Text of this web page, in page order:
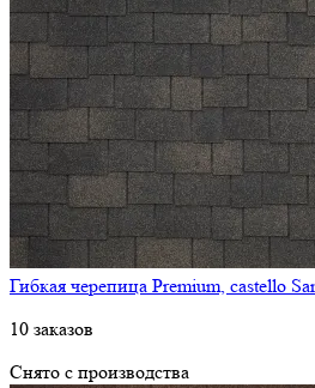
Гибкая черепица Premium, castello
10 заказов
Снято с производства